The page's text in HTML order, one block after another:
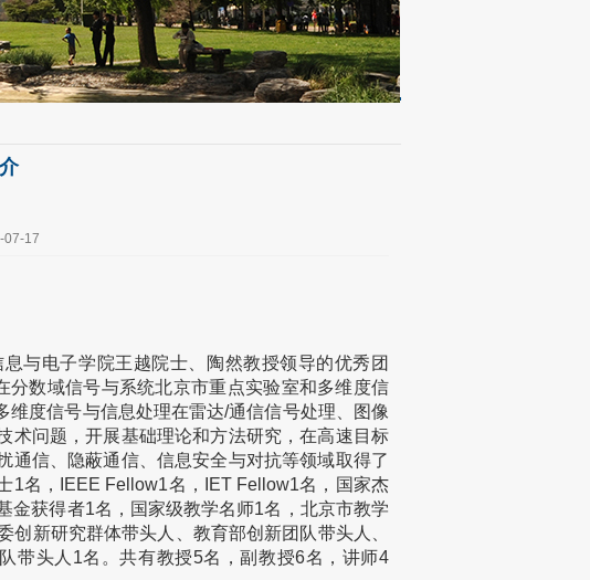
07-17
电子学院王越院士、陶然教授领导的优秀团
分数域信号与系统北京市重点实验室和多维度信
度信号与信息处理在雷达/通信信号处理、图像
术问题，开展基础理论和方法研究，在高速目标
通信、隐蔽通信、信息安全与对抗等领域取得了
1名，IEEE Fellow1名，IET Fellow1名，国家杰
金获得者1名，国家级教学名师1名，北京市教学
新研究群体带头人、教育部创新团队带头人、
带头人1名。共有教授5名，副教授6名，讲师4